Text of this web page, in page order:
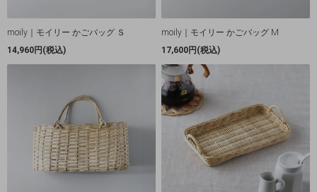
moily｜モイリー かごバッグ Ｓ
14,960円(税込)
moily｜モイリー かごバッグ M
17,600円(税込)